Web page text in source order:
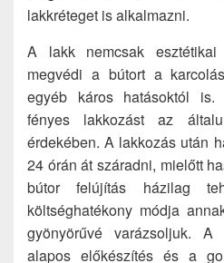
lakkréteget is alkalmazni.
A lakk nemcsak
megvédi a bútort a
egyéb káros hatásoktól is.
fényes lakkozást az
érdekében. A lakkozás után
24 órán át száradni, mielőtt
bútor felújítás házilag
költséghatékony módja
gyönyörűvé varázsoljuk.
alapos előkészítés és a